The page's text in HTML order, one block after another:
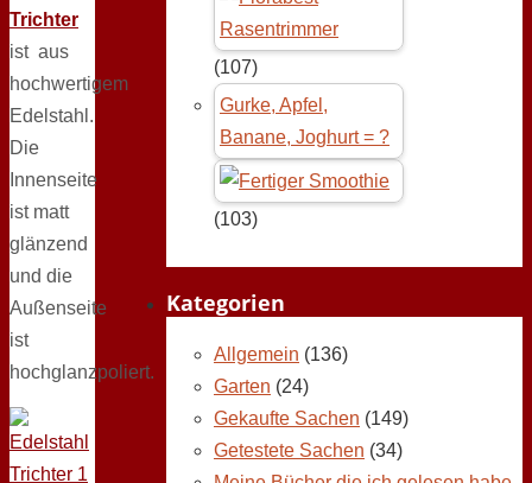
Trichter
ist aus
hochwertigem
Edelstahl.
Die
Innenseite
ist matt
glänzend
und die
Außenseite
ist
hochglanzpoliert.
(107)
Gurke, Apfel,
Banane, Joghurt = ?
(103)
Kategorien
Allgemein (136)
Garten (24)
Gekaufte Sachen (149)
Getestete Sachen (34)